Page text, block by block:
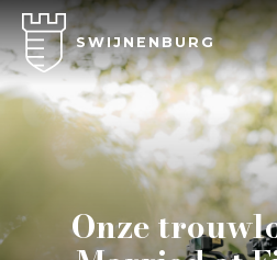
SWIJNENBURG
Onze